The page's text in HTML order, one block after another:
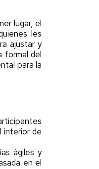
lugar, el
les
ajustar y
formal del
para la
interior de
ágiles y
en el